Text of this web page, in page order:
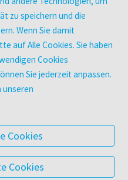
Cookies
zu speichern und die
Wenn Sie damit
auf Alle Cookies. Sie haben
Cookies
Sie jederzeit anpassen.
unseren
Cookies
Cookies